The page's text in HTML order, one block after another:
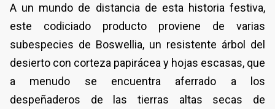
A un mundo de distancia de esta historia festiva,
este codiciado producto proviene de varias
subespecies de Boswellia, un resistente árbol del
desierto con corteza papirácea y hojas escasas, que
a menudo se encuentra aferrado a los
despeñaderos de las tierras altas secas de